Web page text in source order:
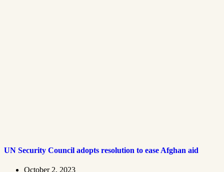
UN Security Council adopts resolution to ease Afghan aid
October 2, 2023